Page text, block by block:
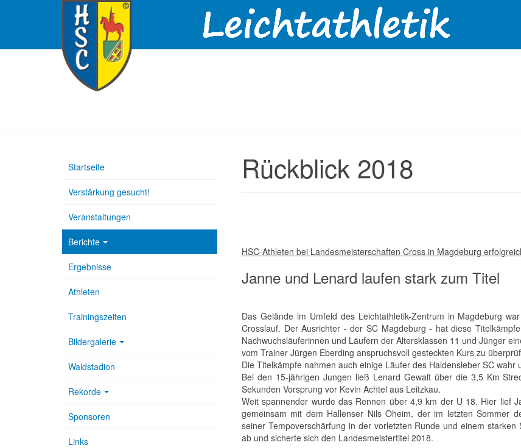
Rückblick 2018
HSC-Athleten bei Landesmeisterschaften Cross in Magdeburg
Janne und Lenard laufen stark zum Titel
Das Gelände im Umfeld des Leichtathletik-Zentrum in Magdeburg
Crosslauf. Der Ausrichter - der SC Magdeburg - hat diese
Nachwuchsläuferinnen und Läufern der Altersklassen 11 und Jünger
vom Trainer Jürgen Eberding anspruchsvoll gesteckten Kurs zu
Die Titelkämpfe nahmen auch einige Läufer des Haldensleber SC
Bei den 15-jährigen Jungen ließ Lenard Gewalt über die 3,5 Km
Sekunden Vorsprung vor Kevin Achtel aus Leitzkau.
Weit spannender wurde das Rennen über 4,9 km der U 18. Hier lief
gemeinsam mit dem Hallenser Nils Oheim, der im letzten Sommer
seiner Tempoverschärfung in der vorletzten Runde und einem
ab und sicherte sich den Landesmeistertitel 2018.
Startseite
Verstärkung gesucht!
Veranstaltungen
Berichte
Ergebnisse
Athleten
Trainingszeiten
Bildergalerie
Waldstadion
Rekorde
Sponsoren
Links